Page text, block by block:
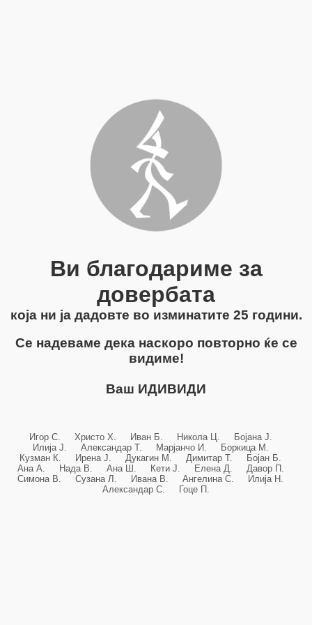
Ви благодариме за
довербата
која ни ја дадовте во изминатите 25 години.
Се надеваме дека наскоро повторно ќе се
видиме!
Ваш ИДИВИДИ
Игор С. Христо Х. Иван Б. Никола Ц. Бојана Ј.
Илија Ј. Александар Т. Марјанчо И. Боркица М.
Кузман К. Ирена Ј. Дукагин М. Димитар Т. Бојан Б.
Ана А. Нада В. Ана Ш. Кети Ј. Елена Д. Давор П.
Симона В. Сузана Л. Ивана В. Ангелина С. Илија Н.
Александар С. Гоце П.